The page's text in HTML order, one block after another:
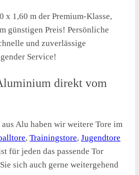
x 1,60 m der Premium-Klasse,
günstigen Preis! Persönliche
und zuverlässige
Service!
direkt vom
Alu haben wir weitere Tore im
, Trainingstore, Jugendtore
für jeden das passende Tor
sich auch gerne weitergehend